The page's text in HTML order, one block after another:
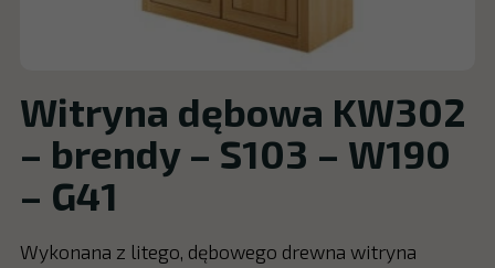
Witryna dębowa KW302
– brendy – S103 – W190
– G41
Wykonana z litego, dębowego drewna witryna